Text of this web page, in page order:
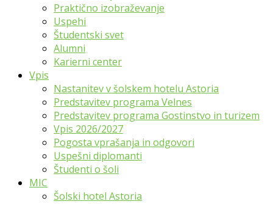
Praktično izobraževanje
Uspehi
Študentski svet
Alumni
Karierni center
Vpis
Nastanitev v šolskem hotelu Astoria
Predstavitev programa Velnes
Predstavitev programa Gostinstvo in turizem
Vpis 2026/2027
Pogosta vprašanja in odgovori
Uspešni diplomanti
Študenti o šoli
MIC
Šolski hotel Astoria